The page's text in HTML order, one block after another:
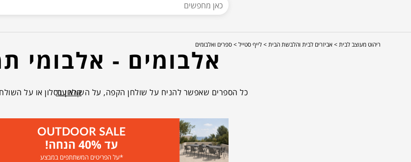
ריהוט מעוצב לבית >אביזרים לבית והלבשת הבית >לייף סטייל >ספרים ואלבומים
אלבומים - אלבומי
כל הספרים שאפשר להניח על שולחן הקפה, על השולחן בסלון או על
ולעלעול. תיהנו!
קרא עוד
OUTDOOR SALE
עד 40% הנחה!
*על הפריטים המשתתפים במבצע